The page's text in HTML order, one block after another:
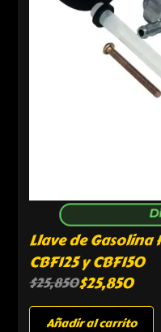
Llave de Gasolina
CBF125 y CBF150
$25,850$25,850
Añadir al carrito